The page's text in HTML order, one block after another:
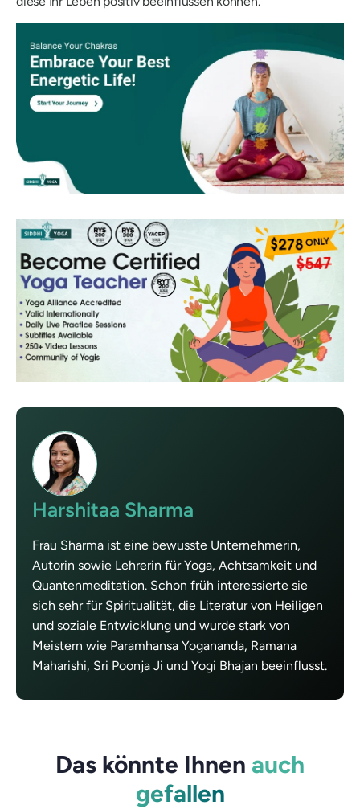
Harshitaa Sharma
Frau Sharma ist eine bewusste Unternehmerin,
Autorin sowie Lehrerin für Yoga, Achtsamkeit und
Quantenmeditation. Schon früh interessierte sie
sich sehr für Spiritualität, die Literatur von Heiligen
und soziale Entwicklung und wurde stark von
Meistern wie Paramhansa Yogananda, Ramana
Maharishi, Sri Poonja Ji und Yogi Bhajan beeinflusst.
Das könnte Ihnen auch
gefallen